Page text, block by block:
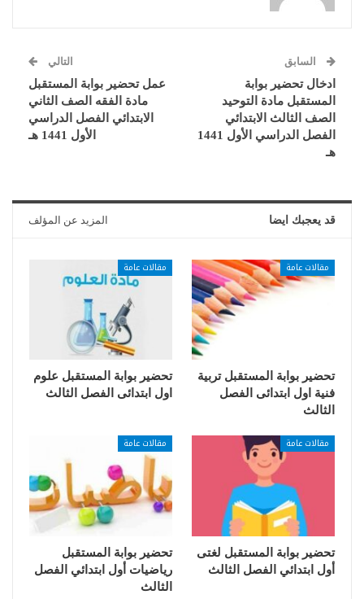
السابق
ادخال تحضير بوابة
المستقبل مادة التوحيد
الصف الثالث الابتدائي
الفصل الدراسي الأول 1441
هـ
التالي
عمل تحضير بوابة المستقبل
مادة الفقه الصف الثاني
الابتدائي الفصل الدراسي
الأول 1441 هـ
قد يعجبك ايضا المزيد عن المؤلف
مقالات عامة
تحضير بوابة المستقبل تربية
فنية اول ابتدائى الفصل
الثالث
مقالات عامة
تحضير بوابة المستقبل علوم
اول ابتدائى الفصل الثالث
مقالات عامة
تحضير بوابة المستقبل لغتى
أول ابتدائي الفصل الثالث
مقالات عامة
تحضير بوابة المستقبل
رياضيات أول ابتدائي الفصل
الثالث